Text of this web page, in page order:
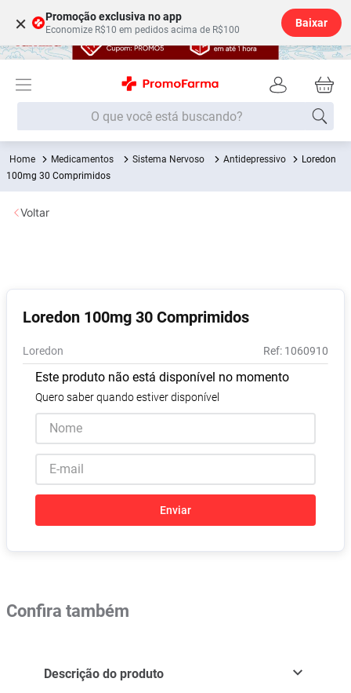
× Promoção exclusiva no app
Economize R$10 em pedidos acima de R$100
Baixar
O que você está buscando?
Medicamentos Sistema Nervoso Antidepressivo
Loredon
100mg 30 Comprimidos
Loredon 100mg 30 Comprimidos
Loredon : 1060910
Este produto não está disponível no momento
Quero saber quando estiver disponível
Enviar
Voltar
Confira também
Descrição do produto
Termos mais buscados
1º Fralda
2
6º Shampoo
7º
8 Pampers Confort Sec
9º Vitamina D
10 º